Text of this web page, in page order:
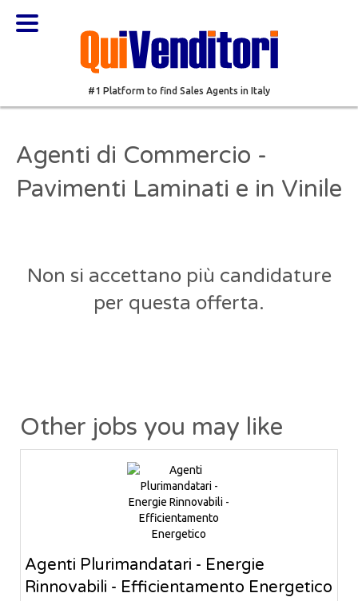
#1 Platform to find Sales Agents in Italy
Agenti di Commercio -
Pavimenti Laminati e in Vinile
Non si accettano più candidature
per questa offerta.
Other jobs you may like
Agenti Plurimandatari - Energie
Rinnovabili - Efficientamento Energetico